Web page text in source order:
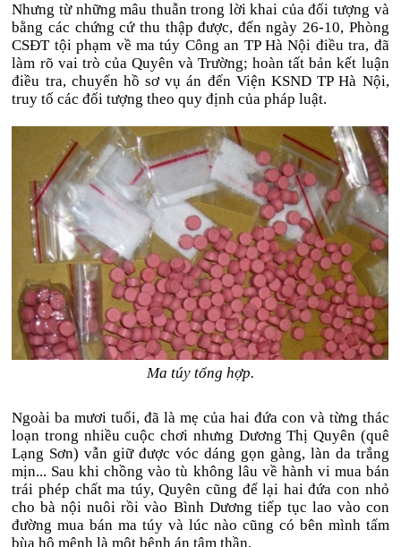
Nhưng từ những mâu thuẫn trong lời khai của đối tượng và
bằng các chứng cứ thu thập được, đến ngày 26-10, Phòng
CSĐT tội phạm về ma túy Công an TP Hà Nội điều tra, đã
làm rõ vai trò của Quyên và Trường; hoàn tất bản kết luận
điều tra, chuyển hồ sơ vụ án đến Viện KSND TP Hà Nội,
truy tố các đối tượng theo quy định của pháp luật.
Ma túy tổng hợp.
Ngoài ba mươi tuổi, đã là mẹ của hai đứa con và từng thác
loạn trong nhiều cuộc chơi nhưng Dương Thị Quyên (quê
Lạng Sơn) vẫn giữ được vóc dáng gọn gàng, làn da trắng
mịn... Sau khi chồng vào tù không lâu về hành vi mua bán
trái phép chất ma túy, Quyên cũng để lại hai đứa con nhỏ
cho bà nội nuôi rồi vào Bình Dương tiếp tục lao vào con
đường mua bán ma túy và lúc nào cũng có bên mình tấm
bùa hộ mệnh là một bệnh án tâm thần.